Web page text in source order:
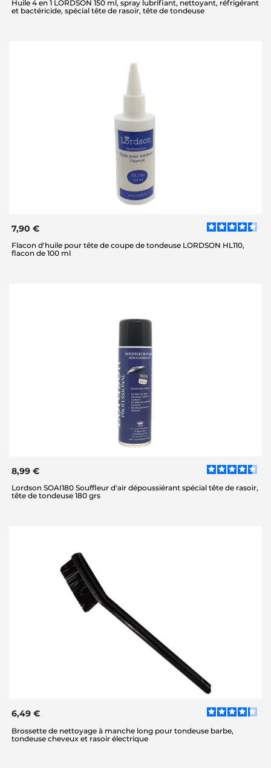
Huile 4 en 1 LORDSON 150 ml, spray lubrifiant, nettoyant, réfrigérant
et bactéricide, spécial tête de rasoir, tête de tondeuse
7,90 €
Flacon d'huile pour tête de coupe de tondeuse LORDSON HL110,
flacon de 100 ml
8,99 €
Lordson SOAI180 Souffleur d'air dépoussiérant spécial tête de rasoir,
tête de tondeuse 180 grs
6,49 €
Brossette de nettoyage à manche long pour tondeuse barbe,
tondeuse cheveux et rasoir électrique